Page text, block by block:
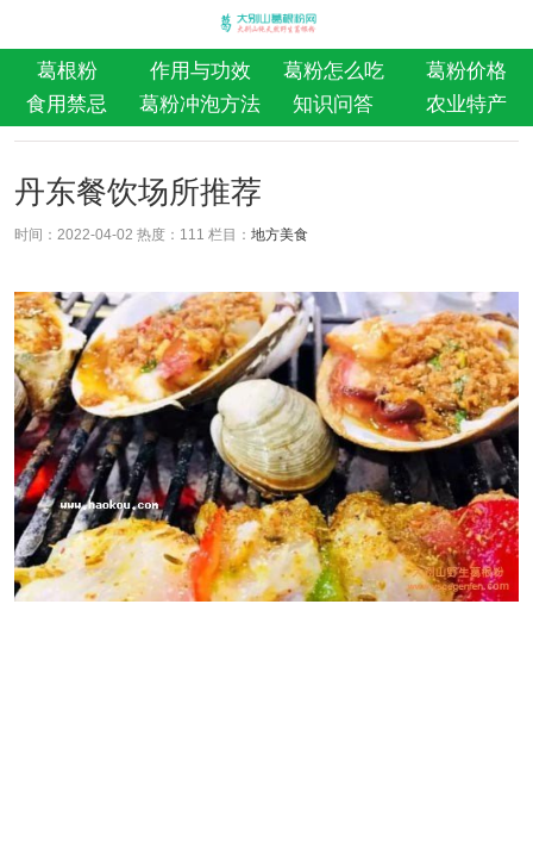
葛根粉 作用与功效 葛粉怎么吃
葛粉价格
食用禁忌
葛粉冲泡方法 知识问答 农业特产
丹东餐饮场所推荐
时间：2022-04-02 热度： 111 栏目： 地方美食